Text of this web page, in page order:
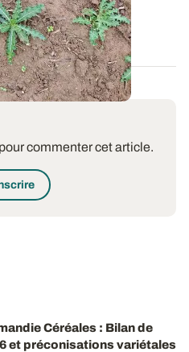
commenter cet article.
Céréales : Bilan de
et préconisations variétales